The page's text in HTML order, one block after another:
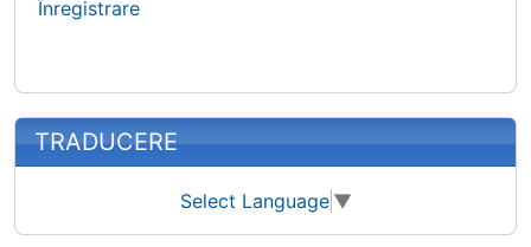
Înregistrare
TRADUCERE
Select Language ▼